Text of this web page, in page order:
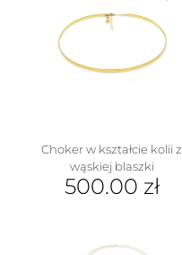
Choker w kształcie kolii z
wąskiej blaszki
500.00 zł